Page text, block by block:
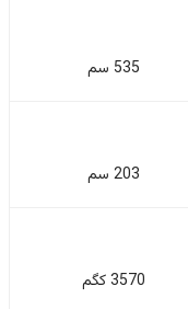
535 سم
203 سم
3570 کگم